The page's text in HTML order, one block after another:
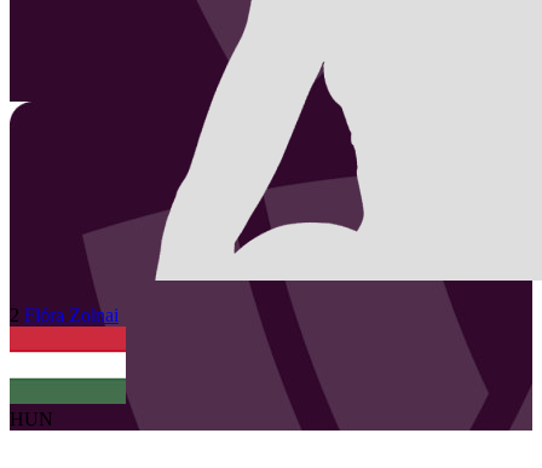
2 Flóra Zolnai
HUN